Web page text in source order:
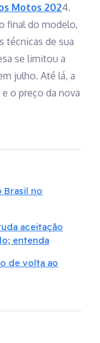
Motos 2024.
final do modelo,
técnicas de sua
se limitou a
julho. Até lá, a
o preço da nova
Brasil no
aceitação
entenda
de volta ao